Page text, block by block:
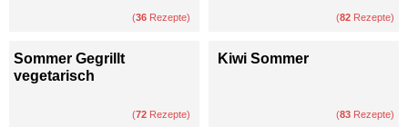
(36 Rezepte) (82 Rezepte)
Sommer Gegrillt
vegetarisch
(72 Rezepte)
Kiwi Sommer
(83 Rezepte)